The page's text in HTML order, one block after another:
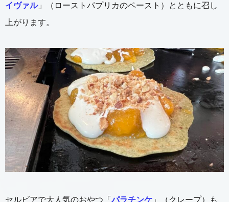
イヴァル」（ローストパプリカのペースト）とともに召し
上がります。